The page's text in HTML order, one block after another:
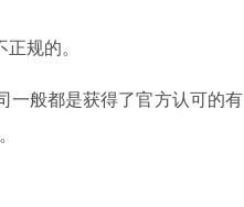
规的。
一般都是获得了官方认可的有